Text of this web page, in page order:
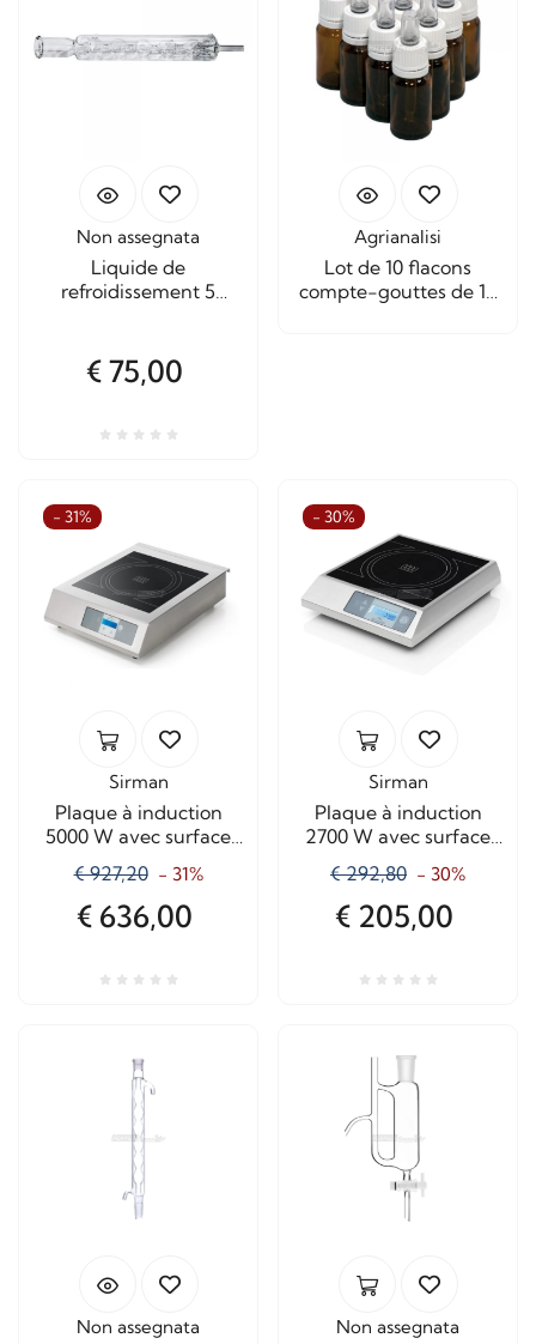
Non assegnata
Liquide de
refroidissement 5
€ 75,00
Agrianalisi
Lot de 10 flacons
compte-gouttes de 10
- 31%
Sirman
Plaque à induction
5000 W avec surface
en vitrocéramique
€ 927,20 - 31%
€ 636,00
- 30%
Sirman
Plaque à induction
2700 W avec surface
vitrocéramique
€ 292,80 - 30%
€ 205,00
Non assegnata Non assegnata